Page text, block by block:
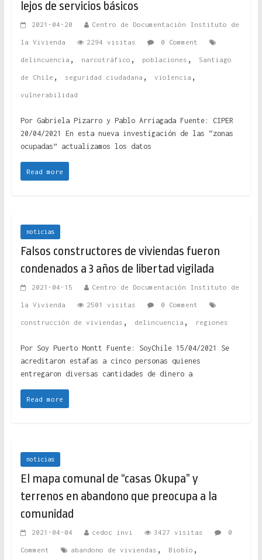
lejos de servicios básicos
2021-04-20 Centro de Documentación Instituto de
la Vivienda 2294 visitas 0 Comment
delincuencia , narcotráfico , poblaciones , Santiago
de Chile , seguridad ciudadana , violencia ,
vulnerabilidad
Por Gabriela Pizarro y Pablo Arriagada Fuente: CIPER
20/04/2021 En esta nueva investigación de las “zonas
ocupadas” actualizamos los datos
Read more
noticias
Falsos constructores de viviendas fueron
condenados a 3 años de libertad vigilada
2021-04-15 Centro de Documentación Instituto de
la Vivienda 2501 visitas 0 Comment
construcción de viviendas , delincuencia , regiones
Por Soy Puerto Montt Fuente: SoyChile 15/04/2021 Se
acreditaron estafas a cinco personas quienes
entregaron diversas cantidades de dinero a
Read more
noticias
El mapa comunal de “casas Okupa” y
terrenos en abandono que preocupa a la
comunidad
2021-04-04 cedoc invi 3427 visitas 0
Comment abandono de viviendas , Biobío ,